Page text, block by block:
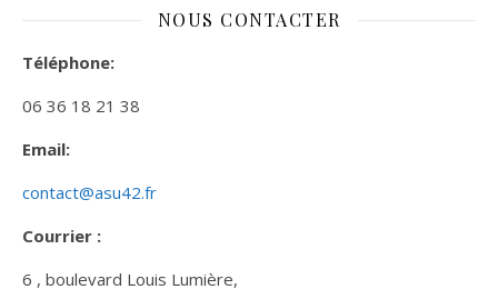
NOUS CONTACTER
Téléphone:
06 36 18 21 38
Email:
contact@asu42.fr
Courrier :
6 , boulevard Louis Lumière,